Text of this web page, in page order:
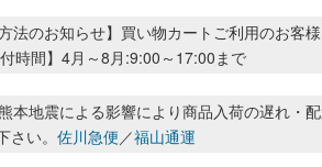
法のお知らせ】買い物カートご利用のお客
時間】4月～8月:9:00～17:00まで
本地震による影響により商品入荷の遅れ・
い。 佐川急便／福山通運